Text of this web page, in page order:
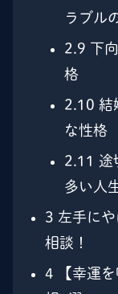
ラブル
2.9 下
格
2.10 結
な性格
2.11 途
多い人
3 左手に
相談！
4 【幸運